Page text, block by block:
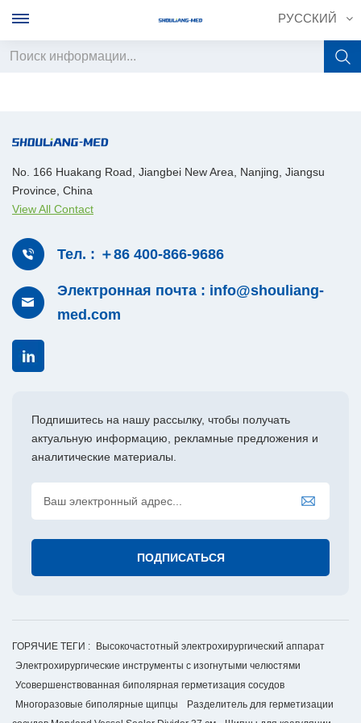
РУССКИЙ
Deutsch
No. 166 Huakang Road, Jiangbei New Area, Nanjing, Jiangsu
Province, China
View All Contact
Тел. : ＋86 400-866-9686
Электронная почта : info@shouliang-
med.com
Подпишитесь на нашу рассылку, чтобы получать
актуальную информацию, рекламные предложения и
аналитические материалы.
ГОРЯЧИЕ ТЕГИ : Высокочастотный электрохирургический аппарат
Электрохирургические инструменты с изогнутыми челюстями
Усовершенствованная биполярная герметизация сосудов
Многоразовые биполярные щипцы
Разделитель для герметизации